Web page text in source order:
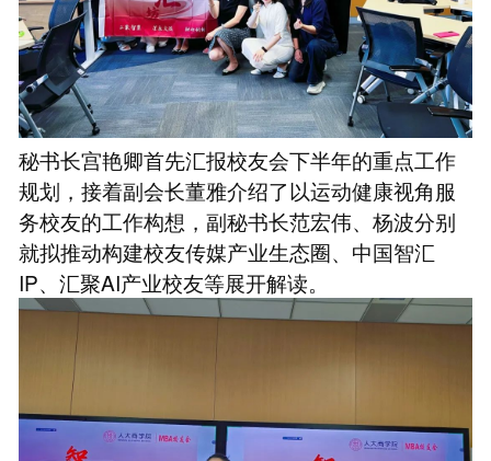
秘书长宫艳卿首先汇报校友会下半年的重点工作
规划，接着副会长董雅介绍了以运动健康视角服
务校友的工作构想，副秘书长范宏伟、杨波分别
就拟推动构建校友传媒产业生态圈、中国智汇
IP、汇聚AI产业校友等展开解读。